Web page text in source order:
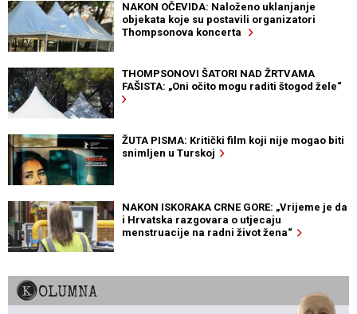
NAKON OČEVIDA: Naloženo uklanjanje
objekata koje su postavili organizatori
Thompsonova koncerta
THOMPSONOVI ŠATORI NAD ŽRTVAMA
FAŠISTA: „Oni očito mogu raditi štogod žele“
ŽUTA PISMA: Kritički film koji nije mogao biti
snimljen u Turskoj
NAKON ISKORAKA CRNE GORE: „Vrijeme je da
i Hrvatska razgovara o utjecaju
menstruacije na radni život žena“
KOLUMNA